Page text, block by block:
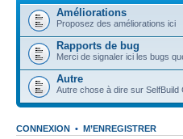
Améliorations
Proposez des améliorations ici
Rapports de bug
Merci de signaler ici les bugs
Autre
Autre chose à dire sur SelfBuild
CONNEXION • M’ENREGISTRER